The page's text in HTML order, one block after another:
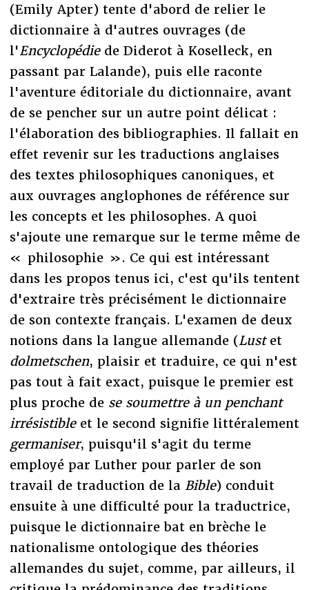
(Emily Apter) tente d'abord de relier le
dictionnaire à d'autres ouvrages (de
l'Encyclopédiede Diderot à Koselleck, en
passant par Lalande), puis elle raconte
l'aventure éditoriale du dictionnaire, avant
de se pencher sur un autre point délicat :
l'élaboration des bibliographies. Il fallait en
effet revenir sur les traductions anglaises
des textes philosophiques canoniques, et
aux ouvrages anglophones de référence sur
les concepts et les philosophes. A quoi
s'ajoute une remarque sur le terme même de
« philosophie ». Ce qui est intéressant
dans les propos tenus ici, c'est qu'ils tentent
d'extraire très précisément le dictionnaire
de son contexte français. L'examen de deux
notions dans la langue allemande (Lustet
dolmetschen, plaisir et traduire, ce qui n'est
pas tout à fait exact, puisque le premier est
plus proche de se soumettre à un penchant
irrésistibleet le second signifie littéralement
germaniser, puisqu'il s'agit du terme
employé par Luther pour parler de son
travail de traduction de la Bible) conduit
ensuite à une difficulté pour la traductrice,
puisque le dictionnaire bat en brèche le
nationalisme ontologique des théories
allemandes du sujet, comme, par ailleurs, il